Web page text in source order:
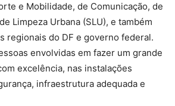
e Mobilidade, de Comunicação, de
Limpeza Urbana (SLU), e também
regionais do DF e governo federal.
envolvidas em fazer um grande
excelência, nas instalações
infraestrutura adequada e